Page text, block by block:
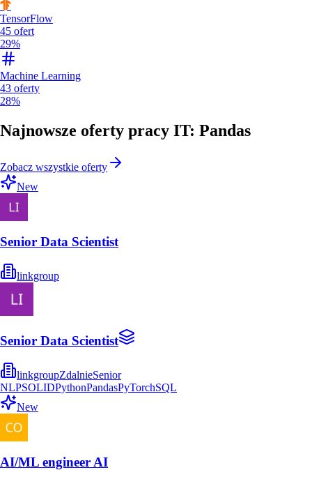
TensorFlow
45 ofert
29%
Machine Learning
43 oferty
28%
Najnowsze oferty pracy IT: Pandas
Zobacz wszystkie oferty
New
Senior Data Scientist
linkgroup
Senior Data Scientist
linkgroupZdalnieSenior
NLPSOLIDPythonPandasPyTorchSQL
New
AI/ML engineer AI